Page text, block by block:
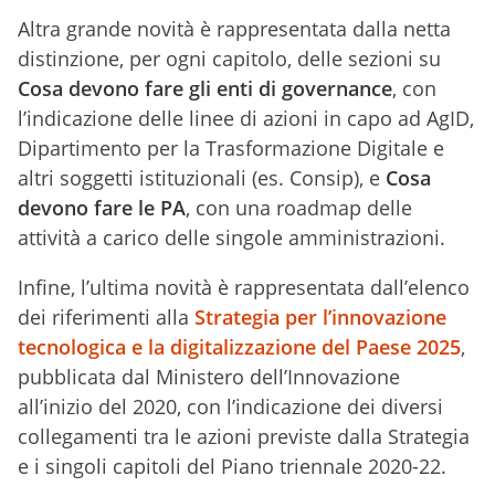
Altra grande novità è rappresentata dalla netta
distinzione, per ogni capitolo, delle sezioni su
Cosa devono fare gli enti di governance, con
l’indicazione delle linee di azioni in capo ad AgID,
Dipartimento per la Trasformazione Digitale e
altri soggetti istituzionali (es. Consip), e Cosa
devono fare le PA, con una roadmap delle
attività a carico delle singole amministrazioni.
Infine, l’ultima novità è rappresentata dall’elenco
dei riferimenti alla Strategia per l’innovazione
tecnologica e la digitalizzazione del Paese 2025,
pubblicata dal Ministero dell’Innovazione
all’inizio del 2020, con l’indicazione dei diversi
collegamenti tra le azioni previste dalla Strategia
e i singoli capitoli del Piano triennale 2020-22.